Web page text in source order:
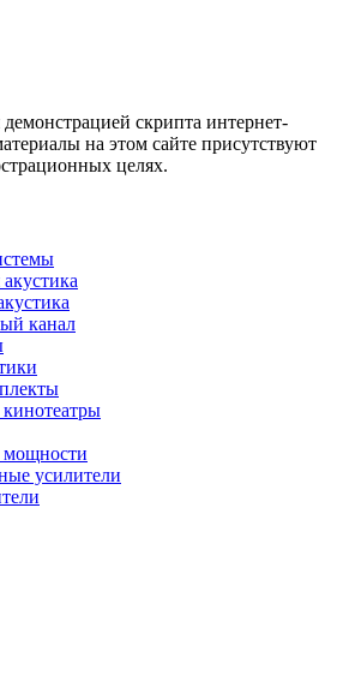
демонстрацией скрипта интернет-
на этом сайте присутствуют
целях.
канал
мощности
усилители